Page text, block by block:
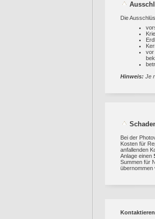
Die
vor
Hinweis: Je
Bei der
Kosten für
anfallenden
Anlage einen
Summen für
übernommen